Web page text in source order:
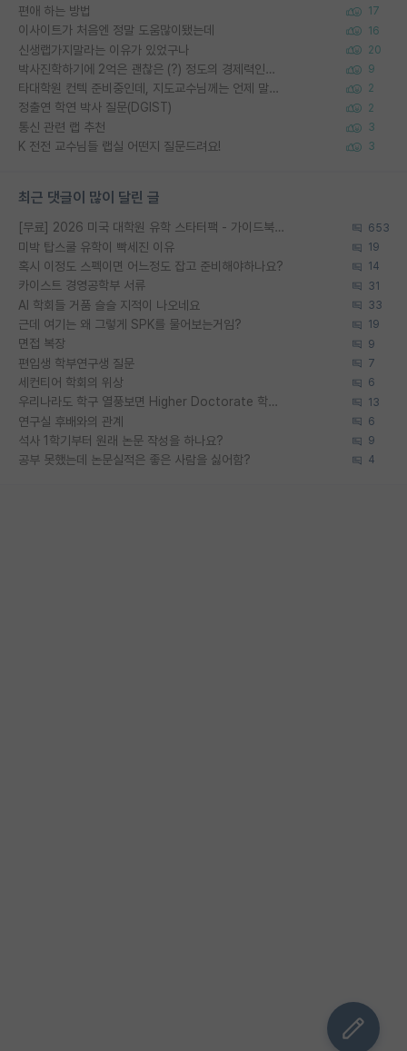
편애 하는 방법 17
이사이트가 처음엔 정말 도움많이됐는데 16
신생랩가지말라는 이유가 있었구나 20
박사진학하기에 2억은 괜찮은 (?) 정도의 경제력인가요 9
타대학원 컨텍 준비중인데, 지도교수님께는 언제 말씀드려야 할까요? 2
정출연 학연 박사 질문(DGIST) 2
통신 관련 랩 추천 3
K 전전 교수님들 랩실 어떤지 질문드려요! 3
최근 댓글이 많이 달린 글
[무료] 2026 미국 대학원 유학 스타터팩 - 가이드북 & 합격자 컨택메일 템플릿 653
미박 탑스쿨 유학이 빡세진 이유 19
혹시 이정도 스펙이면 어느정도 잡고 준비해야하나요? 14
카이스트 경영공학부 서류 31
AI 학회들 거품 슬슬 지적이 나오네요 33
근데 여기는 왜 그렇게 SPK를 물어보는거임? 19
면접 복장 9
편입생 학부연구생 질문 7
세컨티어 학회의 위상 6
우리나라도 학구 열풍보면 Higher Doctorate 학위가 필요하다고 봅니다. 13
연구실 후배와의 관계 6
석사 1학기부터 원래 논문 작성을 하나요? 9
공부 못했는데 논문실적은 좋은 사람을 싫어함? 4